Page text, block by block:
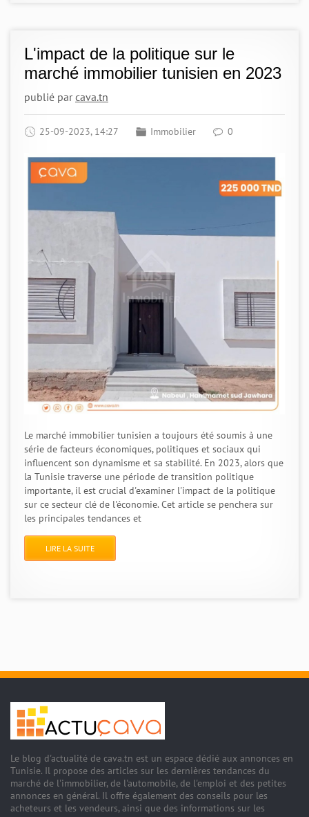
L'impact de la politique sur le
marché immobilier tunisien en 2023
publié parcava.tn
25-09-2023, 14:27 Immobilier 0
Le marché immobilier tunisien a toujours été soumis à une
série de facteurs économiques, politiques et sociaux qui
influencent son dynamisme et sa stabilité. En 2023, alors que
la Tunisie traverse une période de transition politique
importante, il est crucial d'examiner l'impact de la politique
sur ce secteur clé de l'économie. Cet article se penchera sur
les principales tendances et
LIRE LA SUITE
Le blog d'actualité de cava.tn est un espace dédié aux annonces en
Tunisie. Il propose des articles sur les dernières tendances du
marché de l'immobilier, de l'automobile, de l'emploi et des petites
annonces en général. Il offre également des conseils pour les
acheteurs et les vendeurs, ainsi que des informations sur les